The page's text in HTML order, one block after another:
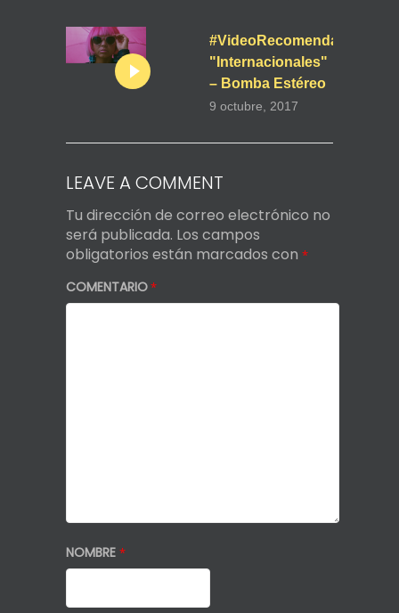
#VideoRecomendado
"Internacionales"
– Bomba Estéreo
9 octubre, 2017
LEAVE A COMMENT
Tu dirección de correo electrónico no
será publicada. Los campos
obligatorios están marcados con *
COMENTARIO*
NOMBRE *